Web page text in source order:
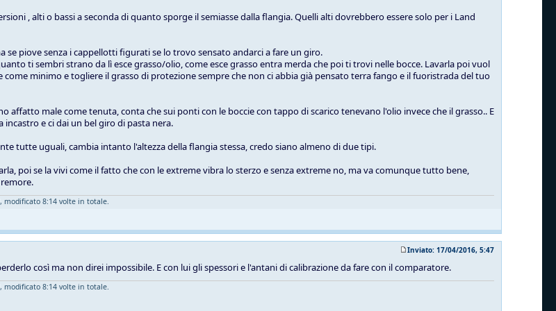
, alti o bassi a seconda di quanto sporge il semiasse dalla flangia. Quelli alti dovrebbero essere solo per i Land
se piove senza i cappellotti figurati se lo trovo sensato andarci a fare un giro.
ti sembri strano da lì esce grasso/olio, come esce grasso entra merda che poi ti trovi nelle bocce. Lavarla poi vuol
come minimo e togliere il grasso di protezione sempre che non ci abbia già pensato terra fango e il fuoristrada del tuo
affatto male come tenuta, conta che sui ponti con le boccie con tappo di scarico tenevano l'olio invece che il grasso.. E
e ci dai un bel giro di pasta nera.
tutte uguali, cambia intanto l'altezza della flangia stessa, credo siano almeno di due tipi.
poi se la vivi come il fatto che con le extreme vibra lo sterzo e senza extreme no, ma va comunque tutto bene,
modificato 8:14 volte in totale.
Inviato: 17/04/2016, 5:47
così ma non direi impossibile. E con lui gli spessori e l'antani di calibrazione da fare con il comparatore.
modificato 8:14 volte in totale.